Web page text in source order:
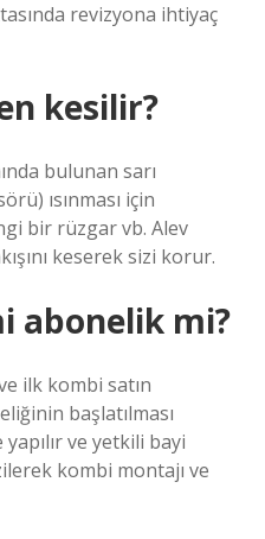
revizyona ihtiyaç
kesilir?
bulunan sarı
ısınması için
bir rüzgar vb. Alev
keserek sizi korur.
abonelik mi?
ilk kombi satın
başlatılması
ve yetkili bayi
kombi montajı ve